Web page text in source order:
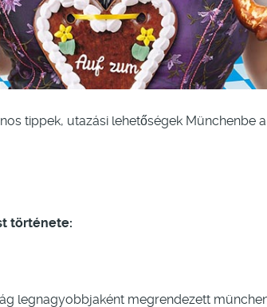
tippek, utazási lehetőségek Münchenbe
története:
legnagyobbjaként megrendezett